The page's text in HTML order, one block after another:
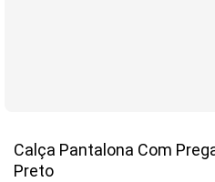
Calça Pantalona Com
Preto